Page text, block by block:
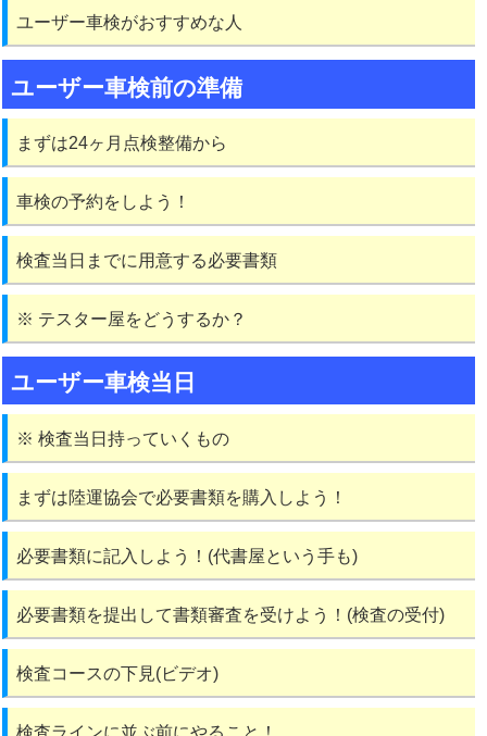
ユーザー車検がおすすめな人
ユーザー車検前の準備
まずは24ヶ月点検整備から
車検の予約をしよう！
検査当日までに用意する必要書類
※ テスター屋をどうするか？
ユーザー車検当日
※ 検査当日持っていくもの
まずは陸運協会で必要書類を購入しよう！
必要書類に記入しよう！(代書屋という手も)
必要書類を提出して書類審査を受けよう！(検査の受付)
検査コースの下見(ビデオ)